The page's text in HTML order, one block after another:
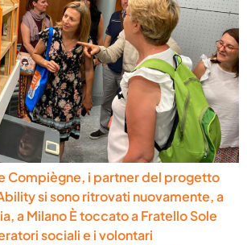
Compiègne, i partner del progetto
si sono ritrovati nuovamente, a
a Milano È toccato a Fratello Sole
sociali e i volontari